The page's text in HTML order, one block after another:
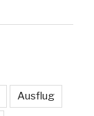
Ausflug